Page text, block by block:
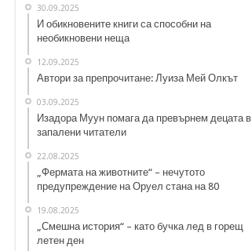
30.09.2025
И обикновените книги са способни на
необикновени неща
12.09.2025
Автори за препрочитане: Луиза Мей Олкът
03.09.2025
Изадора Муун помага да превърнем децата в
запалени читатели
22.08.2025
„Фермата на животните“ – нечутото
предупреждение на Оруел стана на 80
19.08.2025
„Смешна история“ – като бучка лед в горещ
летен ден